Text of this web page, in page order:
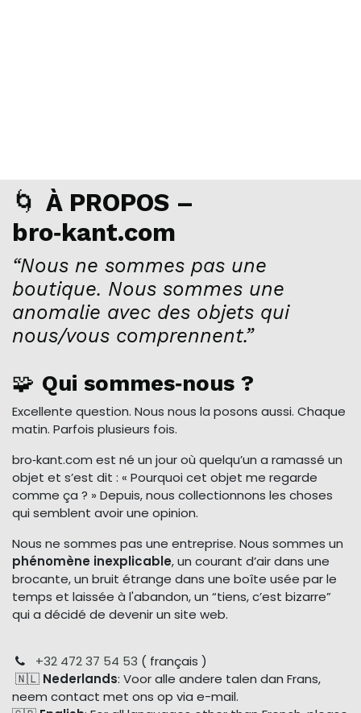
🌀 À PROPOS –
bro‑kant.com
“Nous ne sommes pas une
boutique. Nous sommes une
anomalie avec des objets qui
nous/vous comprennent.”
🧩 Qui sommes‑nous ?
Excellente question. Nous nous la posons aussi. Chaque
matin. Parfois plusieurs fois.
bro‑kant.com est né un jour où quelqu’un a ramassé un
objet et s’est dit : « Pourquoi cet objet me regarde
comme ça ? » Depuis, nous collectionnons les choses
qui semblent avoir une opinion.
Nous ne sommes pas une entreprise. Nous sommes un
phénomène inexplicable, un courant d’air dans une
brocante, un bruit étrange dans une boîte usée par le
temps et laissée à l'abandon, un “tiens, c’est bizarre”
qui a décidé de devenir un site web.
+32 472 37 54 53 ( français )
🇳🇱 Nederlands: Voor alle andere talen dan Frans,
neem contact met ons op via e-mail.